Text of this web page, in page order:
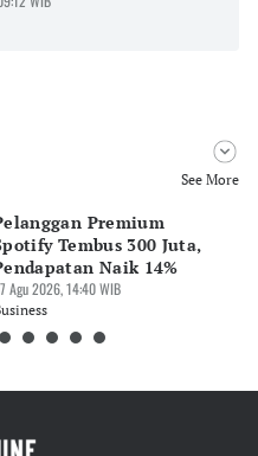
See More
Premium
Tembus 300 Juta,
Naik 14%
Agu 2026, 14:40 WIB